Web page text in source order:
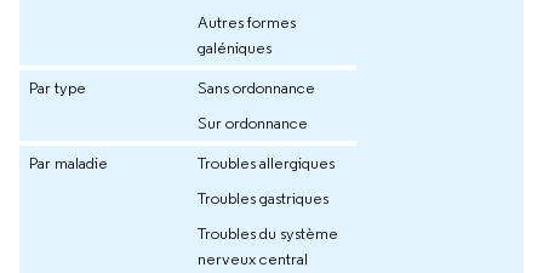
Autres formes
galéniques
Par type
Sans ordonnance
Sur ordonnance
Par maladie
Troubles allergiques
Troubles gastriques
Troubles du système
nerveux central